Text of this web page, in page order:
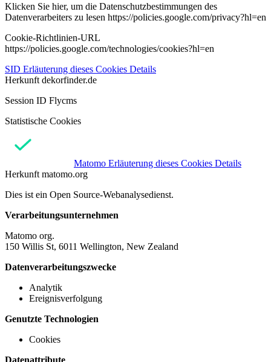
Klicken Sie hier, um die Datenschutzbestimmungen des
Datenverarbeiters zu lesen https://policies.google.com/privacy?hl=en
Cookie-Richtlinien-URL
https://policies.google.com/technologies/cookies?hl=en
SID Erläuterung dieses Cookies Details
Herkunft dekorfinder.de
Session ID Flycms
Statistische Cookies
Matomo Erläuterung dieses Cookies Details
Herkunft matomo.org
Dies ist ein Open Source-Webanalysedienst.
Verarbeitungsunternehmen
Matomo org.
150 Willis St, 6011 Wellington, New Zealand
Datenverarbeitungszwecke
Analytik
Ereignisverfolgung
Genutzte Technologien
Cookies
Datenattribute